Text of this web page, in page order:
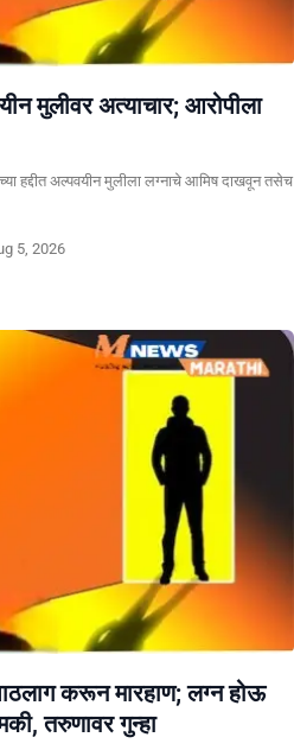
मुलीवर अत्याचार; आरोपीला
हद्दीत अल्पवयीन मुलीला लग्नाचे आमिष दाखवून तसेच
5, 2026
पाठलाग करून मारहाण; लग्न होऊ
तरुणावर गुन्हा